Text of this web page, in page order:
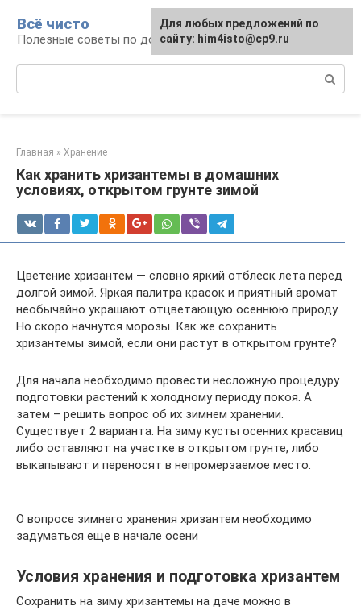
контенту
Всё чисто
Полезные советы по домоводству
Главная » Хранение
Как хранить хризантемы в домашних
условиях, открытом грунте зимой
Цветение хризантем — словно яркий отблеск лета перед
долгой зимой. Яркая палитра красок и приятный аромат
необычайно украшают отцветающую осеннюю природу.
Но скоро начнутся морозы. Как же сохранить
хризантемы зимой, если они растут в открытом грунте?
Для начала необходимо провести несложную процедуру
подготовки растений к холодному периоду покоя. А
затем – решить вопрос об их зимнем хранении.
Существует 2 варианта. На зиму кусты осенних красавиц
либо оставляют на участке в открытом грунте, либо
выкапывают и переносят в непромерзаемое место.
О вопросе зимнего хранения хризантем необходимо
задуматься еще в начале осени
Условия хранения и подготовка хризантем
Сохранить на зиму хризантемы на даче можно в
Для любых предложений по
сайту: him4isto@cp9.ru